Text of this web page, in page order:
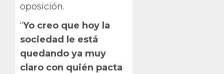
oposición.
“Yo creo que hoy la
sociedad le está
quedando ya muy
claro con quién pacta